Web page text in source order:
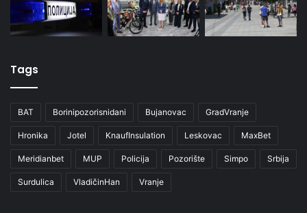
Tags
BAT Borinipozorisnidani Bujanovac GradVranje
Hronika Jotel KnaufInsulation Leskovac MaxBet
Meridianbet MUP Policija Pozorište Simpo Srbija
Surdulica VladičinHan Vranje